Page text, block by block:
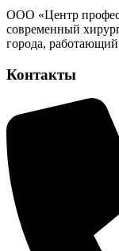
ООО «Центр
современный
города,
Контакты